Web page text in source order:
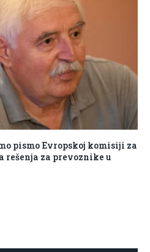
pismo Evropskoj komisiji za
rešenja za prevoznike u